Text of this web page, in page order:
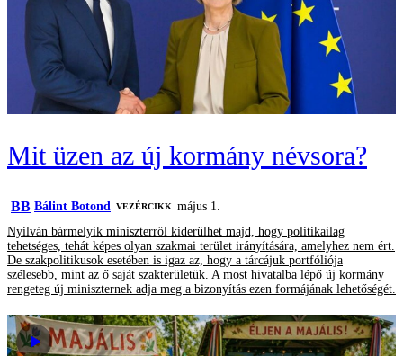
Mit üzen az új kormány névsora?
BB Bálint Botond VEZÉRCIKK
május 1.
Nyilván bármelyik miniszterről kiderülhet majd, hogy politikailag
tehetséges, tehát képes olyan szakmai terület irányítására, amelyhez nem ért.
De szakpolitikusok esetében is igaz az, hogy a tárcájuk portfóliója
szélesebb, mint az ő saját szakterületük. A most hivatalba lépő új kormány
rengeteg új miniszternek adja meg a bizonyítás ezen formájának lehetőségét.